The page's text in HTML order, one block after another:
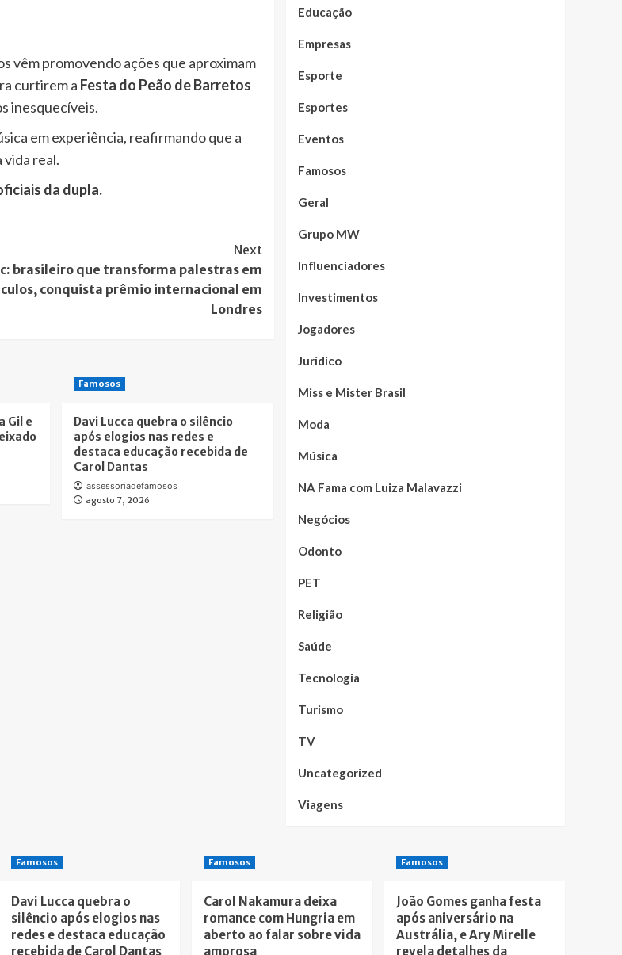
vêm promovendo ações que aproximam
curtirem a Festa do Peão de Barretos
inesquecíveis.
em experiência, reafirmando que a
real.
da dupla.
Next
brasileiro que transforma palestras em
conquista prêmio internacional em
Londres
Gil e
Famosos
Davi Lucca quebra o silêncio
após elogios nas redes e
destaca educação recebida de
Carol Dantas
assessoriadefamosos
agosto 7, 2026
Educação
Empresas
Esporte
Esportes
Eventos
Famosos
Geral
Grupo MW
Influenciadores
Investimentos
Jogadores
Jurídico
Miss e Mister Brasil
Moda
Música
NA Fama com Luiza Malavazzi
Negócios
Odonto
PET
Religião
Saúde
Tecnologia
Turismo
TV
Uncategorized
Viagens
Famosos
Davi Lucca quebra o
silêncio após elogios nas
redes e destaca educação
recebida de Carol Dantas
Famosos
Carol Nakamura deixa
romance com Hungria em
aberto ao falar sobre vida
amorosa
Famosos
João Gomes ganha festa
após aniversário na
Austrália, e Ary Mirelle
revela detalhes da